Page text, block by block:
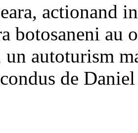
actionand
botosaneni au
un autoturism
de